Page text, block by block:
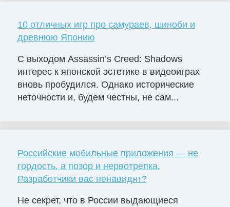
10 отличных игр про самураев, шиноби и
древнюю Японию
С выходом Assassin’s Creed: Shadows
интерес к японской эстетике в видеоиграх
вновь пробудился. Однако исторические
неточности и, будем честны, не сам...
Российские мобильные приложения — не
гордость, а позор и нервотрепка.
Разработчики вас ненавидят?
Не секрет, что в России выдающиеся